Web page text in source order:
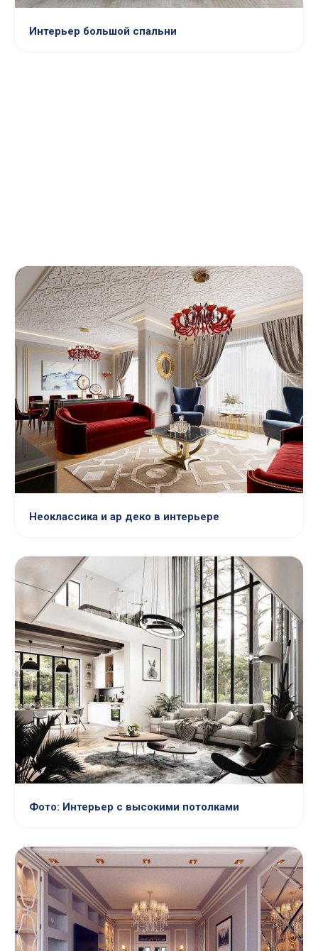
Интерьер большой спальни
Неоклассика и ар деко в интерьере
Фото: Интерьер с высокими потолками